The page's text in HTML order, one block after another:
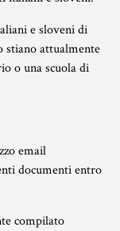
e sloveni di
stiano attualmente
o una scuola di
email
documenti entro
compilato